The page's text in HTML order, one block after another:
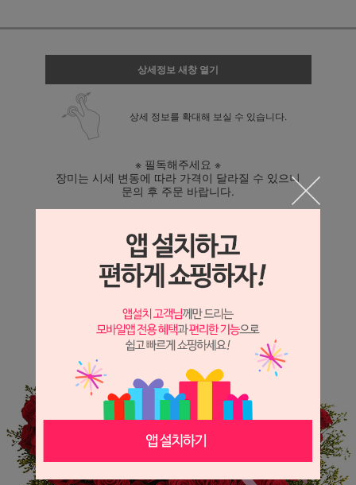
상세정보 새창 열기
상세 정보를 확대해 보실 수 있습니다.
※ 필독해주세요 ※
장미는 시세 변동에 따라 가격이 달라질 수 있으니
문의 후 주문 바랍니다.